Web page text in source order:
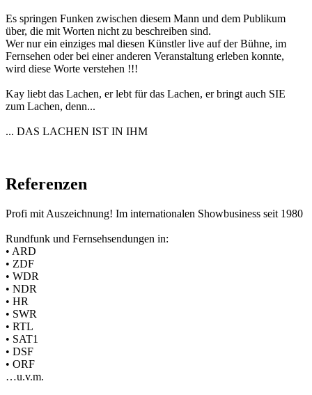
Es springen Funken zwischen diesem Mann und dem Publikum
über, die mit Worten nicht zu beschreiben sind.
Wer nur ein einziges mal diesen Künstler live auf der Bühne, im
Fernsehen oder bei einer anderen Veranstaltung erleben konnte,
wird diese Worte verstehen !!!
Kay liebt das Lachen, er lebt für das Lachen, er bringt auch SIE
zum Lachen, denn...
... DAS LACHEN IST IN IHM
Referenzen
Profi mit Auszeichnung! Im internationalen Showbusiness seit 1980
Rundfunk und Fernsehsendungen in:
• ARD
• ZDF
• WDR
• NDR
• HR
• SWR
• RTL
• SAT1
• DSF
• ORF
…u.v.m.